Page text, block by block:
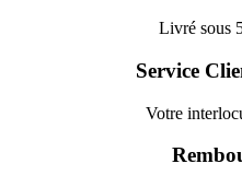
Livré sous
Service
Votre